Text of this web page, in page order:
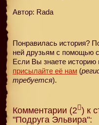
Автор: Rada
Понравилась история?
ней друзьям с помощью
Если Вы знаете историю
присылайте её нам (
требуется).
Комментарии (2 ) к
"Подруга Эльвира":